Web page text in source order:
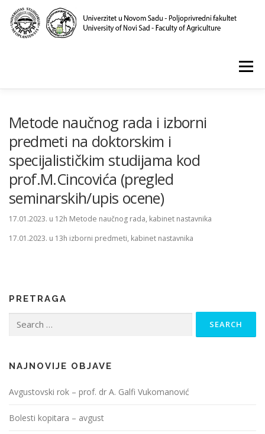
content
Menu
KLINIKA I LABORATORIJE PUBLIKACIJE
Metode naučnog rada i izborni
predmeti na doktorskim i
specijalističkim studijama kod
prof.M.Cincovića (pregled
seminarskih/upis ocene)
17.01.2023. u 12h Metode naučnog rada, kabinet nastavnika
17.01.2023. u 13h izborni predmeti, kabinet nastavnika
PRETRAGA
for:
NAJNOVIJE OBJAVE
Avgustovski rok – prof. dr A. Galfi Vukomanović
Bolesti kopitara – avgust